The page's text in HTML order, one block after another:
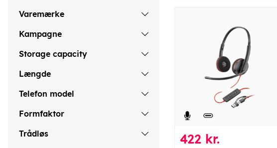
Varemærke
Kampagne
Storage capacity
Længde
Telefon model
Formfaktor
Trådløs
422 kr.